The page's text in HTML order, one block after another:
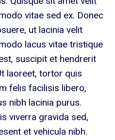
vitae sed ex. Donec
ut lacinia velit
lacus vitae tristique
suscipit et hendrerit
laoreet, tortor quis
felis facilisis libero,
nibh lacinia purus.
viverra gravida sed,
et vehicula nibh.